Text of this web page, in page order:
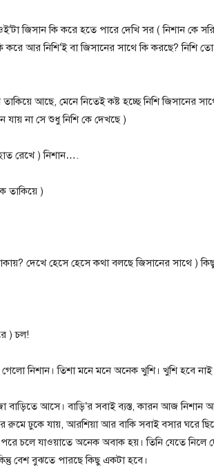
জিসান কি করে হতে পারে দেখি সর ( নিশান কে
করে আর নিশি’ই বা জিসানের সাথে কি করছে? নিশি
আছে, মেনে নিতেই কষ্ট হচ্ছে নিশি জিসানের
যায় না সে শুধু নিশি কে দেখছে )
রেখে ) নিশান….
তাকিয়ে )
দেখে হেসে হেসে কথা বলছে জিসানের সাথে )
) চল!
নিশান। তিশা মনে মনে অনেক খুশি। খুশি হবে
বাড়িতে আসে। বাড়ি’র সবাই ব্যস্ত, কারন আজ নিশান
রুমে ঢুকে যায়, আরশিয়া আর বাকি সবাই বসার ঘরে
চলে যাওয়াতে অনেক অবাক হয়। তিনি যেতে নিলে
বেশ বুঝতে পারছে কিছু একটা হবে।